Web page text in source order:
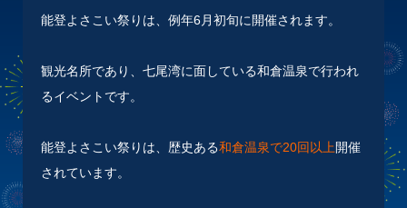
能登よさこい祭りは、例年6月初旬に開催されます。
観光名所であり、七尾湾に面している和倉温泉で行われ
るイベントです。
能登よさこい祭りは、歴史ある和倉温泉で20回以上開催
されています。